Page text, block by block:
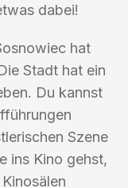
dabei!
hat
Stadt hat ein
Du kannst
Szene
ins Kino gehst,